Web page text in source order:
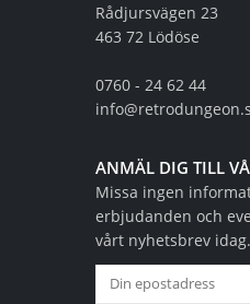
Rådjursvägen 23
463 72 Lödöse
0760 - 24 62 44
ANMÄL DIG TILL
Missa ingen
erbjudanden och
vårt nyhetsbrev idag.